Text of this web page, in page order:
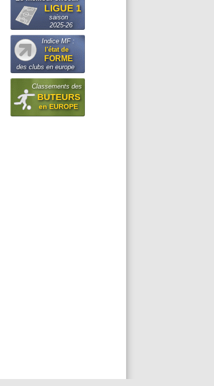
LIGUE 1
saison
2025-26
Indice MF :
l'état de
FORME
des clubs en europe
Classements des
BUTEURS
en EUROPE